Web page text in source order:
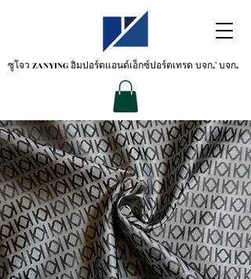
ซูโจว ZANYINGอิมปอร์ตแอนด์เอ็กซ์ปอร์ตเทรด บจก.' บจก.